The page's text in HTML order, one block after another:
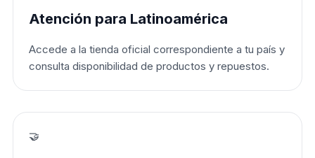
Atención para Latinoamérica
Accede a la tienda oficial correspondiente a tu país y
consulta disponibilidad de productos y repuestos.
🤝